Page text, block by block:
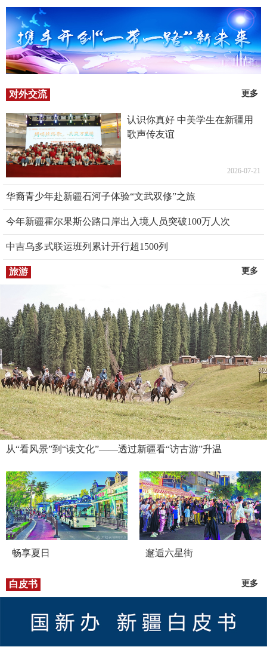
对外交流 更多
认识你真好 中美学生在新疆用
歌声传友谊
2026-07-21
华裔青少年赴新疆石河子体验“文武双修”之旅
今年新疆霍尔果斯公路口岸出入境人员突破100万人次
中吉乌多式联运班列累计开行超1500列
旅游 更多
从“看风景”到“读文化”——透过新疆看“访古游”升温
畅享夏日 邂逅六星街
白皮书 更多